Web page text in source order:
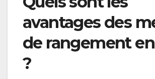
avantages des
de rangement
?